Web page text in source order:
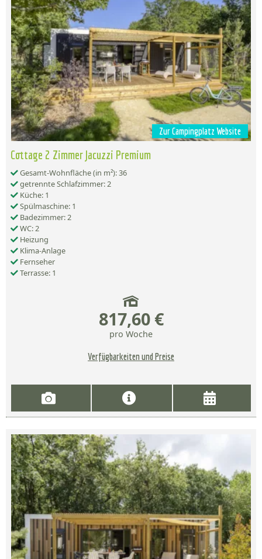
Zur Campingplatz Website
Cottage 2 Zimmer Jacuzzi Premium
Gesamt-Wohnfläche (in m²): 36
getrennte Schlafzimmer: 2
Küche: 1
Spülmaschine: 1
Badezimmer: 2
WC: 2
Heizung
Klima-Anlage
Fernseher
Terrasse: 1
817,60 €
pro Woche
Verfügbarkeiten und Preise